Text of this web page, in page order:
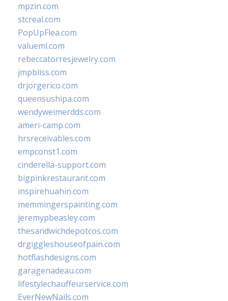
mpzin.com
stcreal.com
PopUpFlea.com
valueml.com
rebeccatorresjewelry.com
jmpbliss.com
drjorgerico.com
queensushipa.com
wendyweimerdds.com
ameri-camp.com
hrsreceivables.com
empconst1.com
cinderella-support.com
bigpinkrestaurant.com
inspirehuahin.com
memmingerspainting.com
jeremypbeasley.com
thesandwichdepotcos.com
drgiggleshouseofpain.com
hotflashdesigns.com
garagenadeau.com
lifestylechauffeurservice.com
EverNewNails.com